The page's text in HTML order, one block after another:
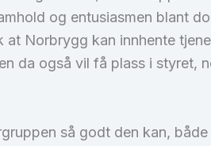
og entusiasmen blant
Norbrygg kan innhente
da også vil få plass i styret,
så godt den kan,